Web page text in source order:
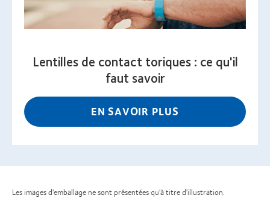
Lentilles de contact toriques : ce qu'il
faut savoir
EN SAVOIR PLUS
Les images d'emballage ne sont présentées qu'à titre d'illustration.